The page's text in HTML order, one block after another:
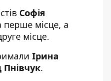
Софія
перше місце, а
місце.
Ірина
Пнівчук.